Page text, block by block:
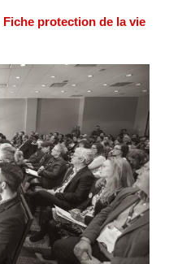
Fiche protection de la vie